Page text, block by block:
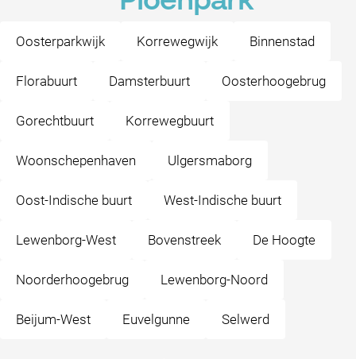
Oosterparkwijk Korrewegwijk Binnenstad
Florabuurt Damsterbuurt Oosterhoogebrug
Gorechtbuurt Korrewegbuurt
Woonschepenhaven Ulgersmaborg
Oost-Indische buurt West-Indische buurt
Lewenborg-West Bovenstreek De Hoogte
Noorderhoogebrug Lewenborg-Noord
Beijum-West Euvelgunne Selwerd